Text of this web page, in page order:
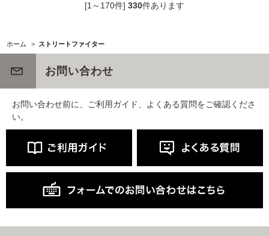
[1～170件] 330件あります
ホーム > ストリートファイター
お問い合わせ
お問い合わせ前に、ご利用ガイド、よくある質問をご確認くださ
い。